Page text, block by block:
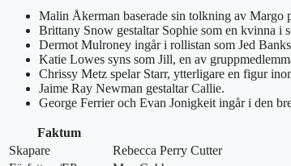
Malin Åkerman baserade sin tolkning av Margo
Brittany Snow gestaltar Sophie som en kvinna i
Dermot Mulroney ingår i rollistan som Jed
Katie Lowes syns som Jill, en av
Chrissy Metz spelar Starr, ytterligare en figur
Jaime Ray Newman gestaltar Callie.
George Ferrier och Evan Jonigkeit ingår i den
Faktum
Skapare
Rebecca Perry Cutter